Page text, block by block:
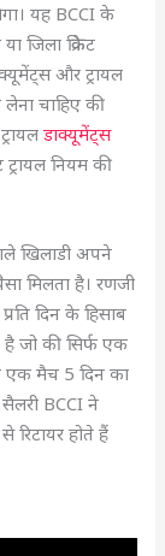
यह BCCI के
जिला क्रिकेट
और ट्रायल
चाहिए की
डाक्यूमेंट्स
नियम की
खिलाडी अपने
मिलता है। रणजी
दिन के हिसाब
जो की सिर्फ एक
एक मैच 5 दिन का
सैलरी BCCI ने
रिटायर होते हैं